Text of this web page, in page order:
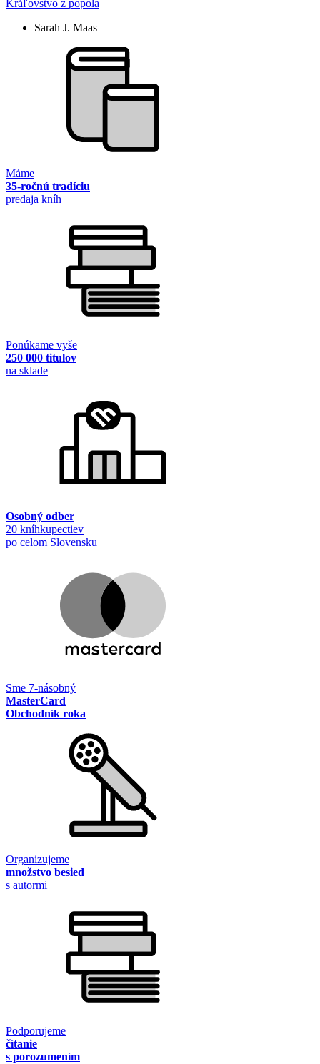
Kráľovstvo z popola
Sarah J. Maas
Máme
35-ročnú tradíciu
predaja kníh
Ponúkame vyše
250 000 titulov
na sklade
Osobný odber
20 kníhkupectiev
po celom Slovensku
Sme 7-násobný
MasterCard
Obchodník roka
Organizujeme
množstvo besied
s autormi
Podporujeme
čítanie
s porozumením